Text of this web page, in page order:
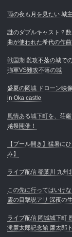
雨の夜も月を見たい 城
謎のダブルキャスト？
曲が使われた希代の作
戦国期 難攻不落の城で
強軍VS難攻不落の城
盛夏の岡城 ドローン映
in Oka castle
風情ある城下町を、荘
越祭開催！
【プール開き】猛暑に
み】
ライブ配信 稲葉川 九州
この先に行ってはいけ
霊の目撃説アリ 深夜の
ライブ配信 岡城城下町
滝廉太郎記念館 廉太郎